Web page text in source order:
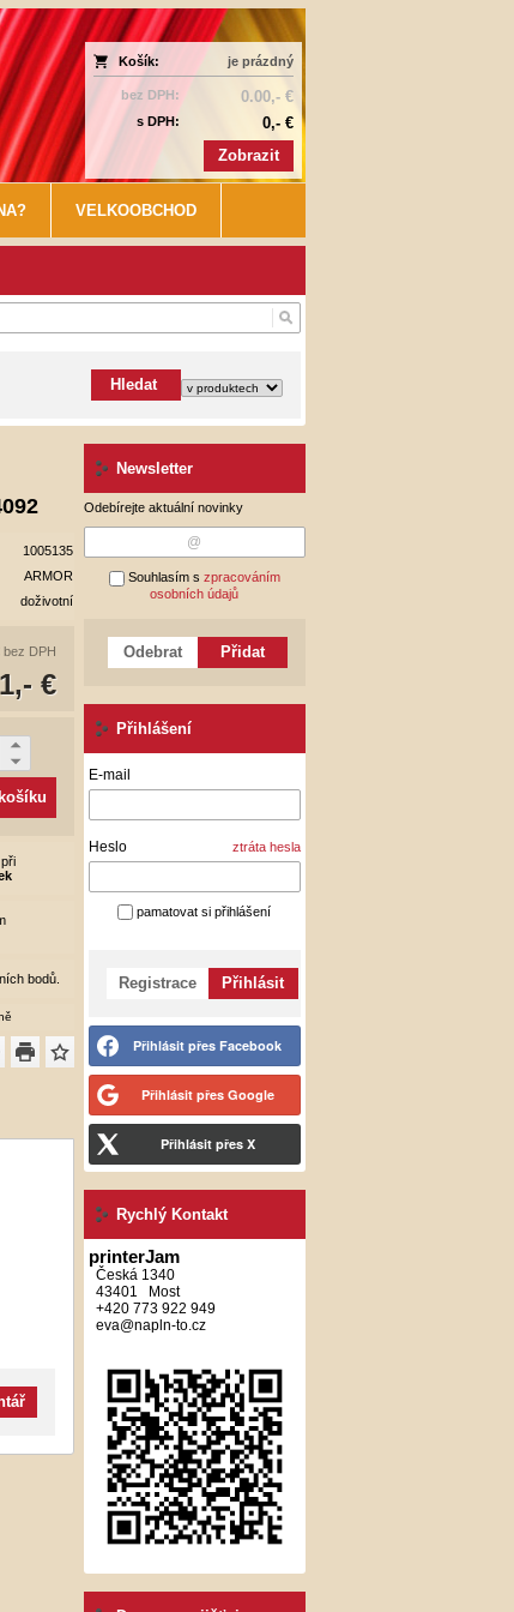
Košík: je prázdný
bez DPH: 0.00,- €
s DPH:
0,- €
Zobrazit
VELKOOBCHOD
Hledat
Newsletter
Odebírejte aktuální novinky
Souhlasím s zpracováním
osobních údajů
Odebrat Přidat
Přihlášení
E-mail
Heslo ztráta hesla
pamatovat si přihlášení
Registrace Přihlásit
Přihlásit přes Facebook
Přihlásit přes Google
Přihlásit přes X
Rychlý Kontakt
printerJam
Česká 1340
43401 Most
+420 773 922 949
eva@napln-to.cz
1005135
ARMOR
doživotní
bez DPH
€
bodů.